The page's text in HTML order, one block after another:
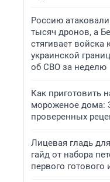
Россию
тысяч дронов, а
стягивает войска
украинской
об СВО за неделю
Как приготовить
мороженое дома:
проверенных
Лицевая гладь
гайд от набора
первого готового